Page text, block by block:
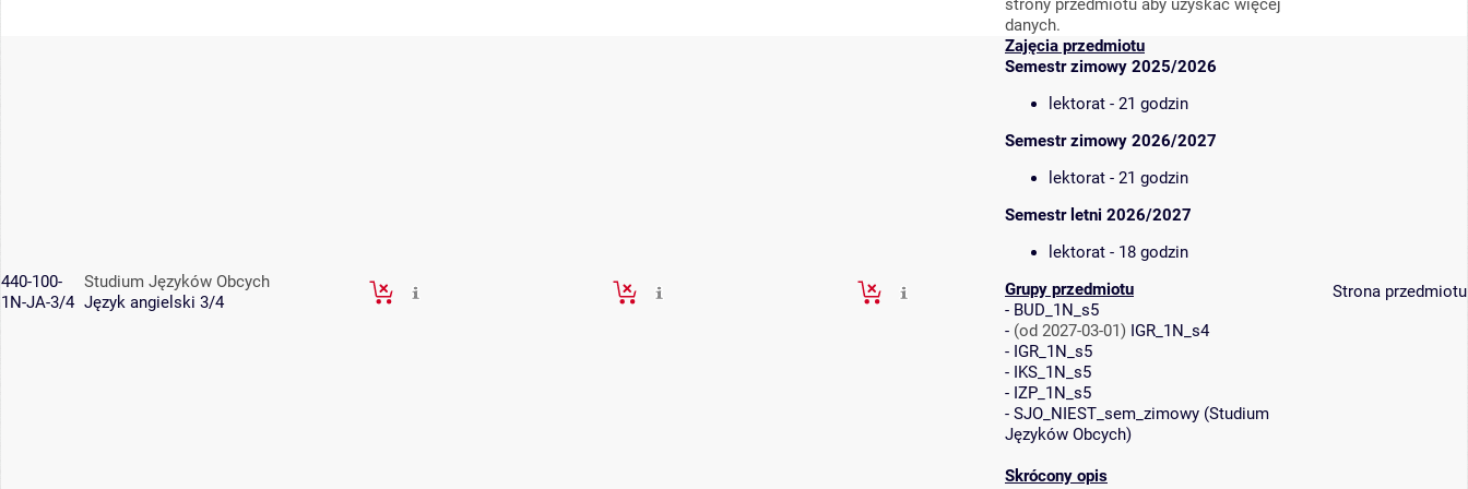
strony przedmiotu aby uzyskać więcej
danych.
440-100-
1N-JA-3/4
Studium Języków Obcych
Język angielski 3/4
Zajęcia przedmiotu
Semestr zimowy 2025/2026
lektorat - 21 godzin
Semestr zimowy 2026/2027
lektorat - 21 godzin
Semestr letni 2026/2027
lektorat - 18 godzin
Grupy przedmiotu
- BUD_1N_s5
- (od 2027-03-01) IGR_1N_s4
- IGR_1N_s5
- IKS_1N_s5
- IZP_1N_s5
- SJO_NIEST_sem_zimowy (Studium
Języków Obcych)
Skrócony opis
Strona przedmiotu